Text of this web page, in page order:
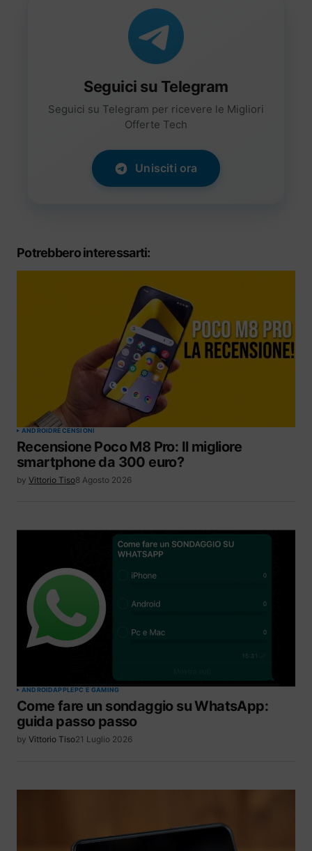
Seguici su Telegram
Seguici su Telegram per ricevere le Migliori
Offerte Tech
Unisciti ora
Potrebbero interessarti:
ANDROIDRECENSIONI
Recensione Poco M8 Pro: Il migliore
smartphone da 300 euro?
by Vittorio Tiso8 Agosto 2026
ANDROIDAPPLEPC E GAMING
Come fare un sondaggio su WhatsApp:
guida passo passo
by Vittorio Tiso21 Luglio 2026